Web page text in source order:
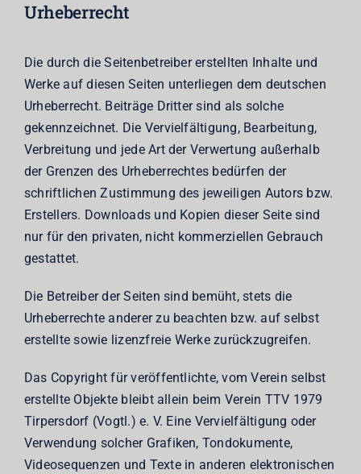
Urheberrecht
Die durch die Seitenbetreiber erstellten Inhalte und
Werke auf diesen Seiten unterliegen dem deutschen
Urheberrecht. Beiträge Dritter sind als solche
gekennzeichnet. Die Vervielfältigung, Bearbeitung,
Verbreitung und jede Art der Verwertung außerhalb
der Grenzen des Urheberrechtes bedürfen der
schriftlichen Zustimmung des jeweiligen Autors bzw.
Erstellers. Downloads und Kopien dieser Seite sind
nur für den privaten, nicht kommerziellen Gebrauch
gestattet.
Die Betreiber der Seiten sind bemüht, stets die
Urheberrechte anderer zu beachten bzw. auf selbst
erstellte sowie lizenzfreie Werke zurückzugreifen.
Das Copyright für veröffentlichte, vom Verein selbst
erstellte Objekte bleibt allein beim Verein TTV 1979
Tirpersdorf (Vogtl.) e. V. Eine Vervielfältigung oder
Verwendung solcher Grafiken, Tondokumente,
Videosequenzen und Texte in anderen elektronischen